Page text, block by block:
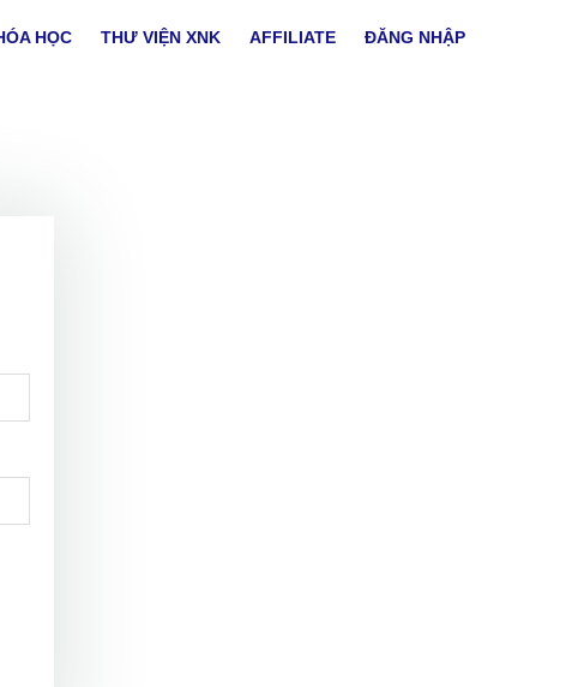
HỌC THƯ VIỆN XNK AFFILIATE ĐĂNG NHẬP